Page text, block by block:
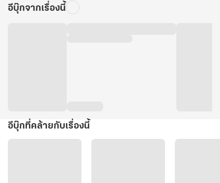
อีบุ๊กจากเรื่องนี้
อีบุ๊กที่คล้ายกับเรื่องนี้